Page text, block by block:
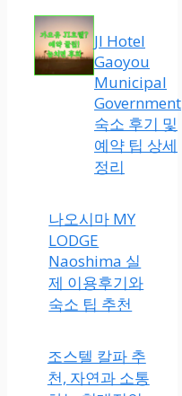
JI Hotel
Gaoyou
Municipal
Government
숙소 후기 및
예약 팁 상세
정리
나오시마 MY
LODGE
Naoshima 실
제 이용후기와
숙소 팁 추천
조스텔 칼파 추
천, 자연과 소통